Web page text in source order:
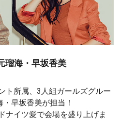
瑠海・早坂香美
ト所属、3人組ガールズグルー
早坂香美が担当！
ナイツ愛で会場を盛り上げま